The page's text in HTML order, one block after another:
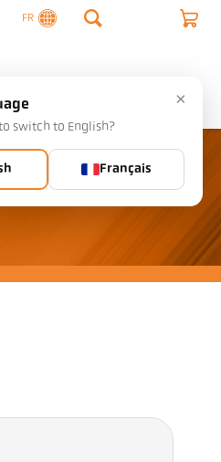
FR
×
switch to English?
Français